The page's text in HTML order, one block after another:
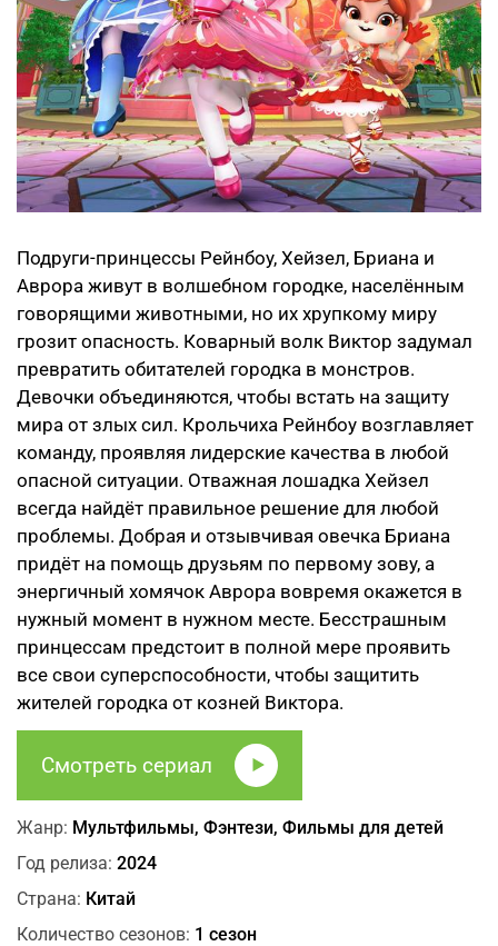
Подруги-принцессы Рейнбоу, Хейзел, Бриана и
Аврора живут в волшебном городке, населённым
говорящими животными, но их хрупкому миру
грозит опасность. Коварный волк Виктор задумал
превратить обитателей городка в монстров.
Девочки объединяются, чтобы встать на защиту
мира от злых сил. Крольчиха Рейнбоу возглавляет
команду, проявляя лидерские качества в любой
опасной ситуации. Отважная лошадка Хейзел
всегда найдёт правильное решение для любой
проблемы. Добрая и отзывчивая овечка Бриана
придёт на помощь друзьям по первому зову, а
энергичный хомячок Аврора вовремя окажется в
нужный момент в нужном месте. Бесстрашным
принцессам предстоит в полной мере проявить
все свои суперспособности, чтобы защитить
жителей городка от козней Виктора.
Смотреть сериал
Жанр: Мультфильмы, Фэнтези, Фильмы для детей
Год релиза: 2024
Страна: Китай
Количество сезонов: 1 сезон